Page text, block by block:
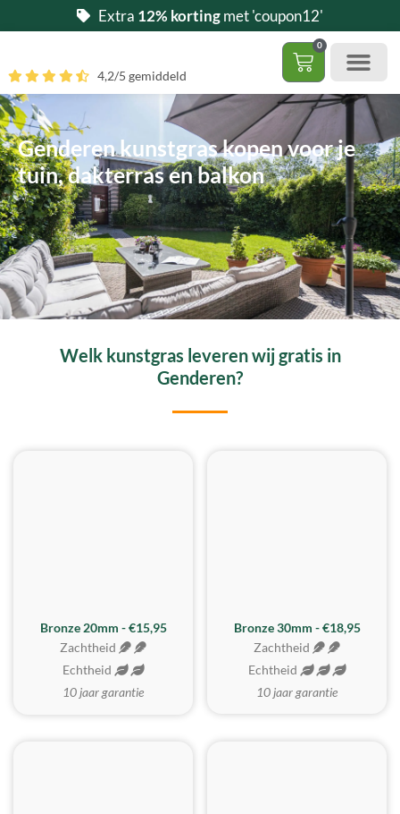
naar
inhoud
Extra 12% kortingmet 'coupon12'
0
4,2/5 gemiddeld
Genderen kunstgras kopen voor je
tuin, dakterras en balkon
Welk kunstgras leveren wij gratis in
Genderen?
Bronze 20mm - €15,95
Zachtheid
Echtheid
10 jaar garantie
BESTE KOOP
Bronze 30mm - €18,95
Zachtheid
Echtheid
10 jaar garantie